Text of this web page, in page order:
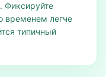
Фиксируйте
временем легче
типичный